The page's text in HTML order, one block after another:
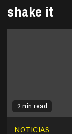
shake it
2 min read
NOTICIAS